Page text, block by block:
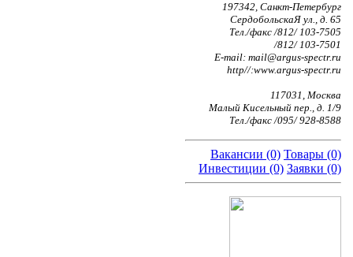
197342, Санкт-Петербург
СердобольскаЯ ул., д. 65
Тел./факс /812/ 103-7505
/812/ 103-7501
E-mail: mail@argus-spectr.ru
http//:www.argus-spectr.ru
117031, Москва
Малый Кисельный пер., д. 1/9
Тел./факс /095/ 928-8588
Вакансии (0) Товары (0)
Инвестиции (0) Заявки (0)